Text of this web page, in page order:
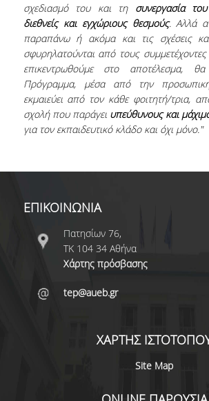
ΓΙΑΤΙ ΝΑ ΕΠΙΛΕΞΕTE ΤΟ
ΟΙ ΑΠΟΦΟΙΤΟΙ ΤΟΥ
ΤΡΟΠΟΣ ΕΙΣΑΓΩΓΗΣ ΣΤΟ
ΠΡΟΟΠΤΙΚΕΣ ΑΠΑΣΧΟΛΗΣΗΣ
ΕΚΠΑΙΔΕΥΣΗ ΕΝΗΛΙΚΩΝ
ΚΑΙΝΟΤΟΜΕΣ ΔΡΑΣΕΙΣ
ΕΚΠΑΙΔΕΥΟΝΤΑΣ
ΑΠΟ ΤΗΝ ΤΕΧΝΗ - TEPART
ΨΗΦΙΑΚΟΣ ΧΩΡΟΣ ΤΕΧΝΗΣ -
ΠΟΛΙΤΙΣΜΟΣ
ΚΕΦΑΛΑΙΟ ΤΟΥ ΟΠΑ
σχεδιασμό του και τη συνεργασία
διεθνείς και εγχώριους θεσμούς. Αλλά
παραπάνω ή ακόμα και τις σχέσεις
σφυρηλατούνται από τους
επικεντρωθούμε στο αποτέλεσμα,
Πρόγραμμα, μέσα από την
εκμαιεύει από τον κάθε φοιτητή/τρια,
σχολή που παράγει υπεύθυνους και
για τον εκπαιδευτικό κλάδο και όχι μόνο."
ΕΠΙΚΟΙΝΩΝΙΑ
Πατησίων 76,
ΤΚ 104 34 Αθήνα
Χάρτης πρόσβασης
tep@aueb.gr
ΧΑΡΤΗΣ
Site Map